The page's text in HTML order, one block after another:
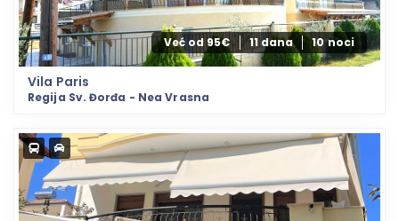
Već od 95€ 11 dana 10 noci
Vila Paris
Regija Sv. Đorđa - Nea Vrasna